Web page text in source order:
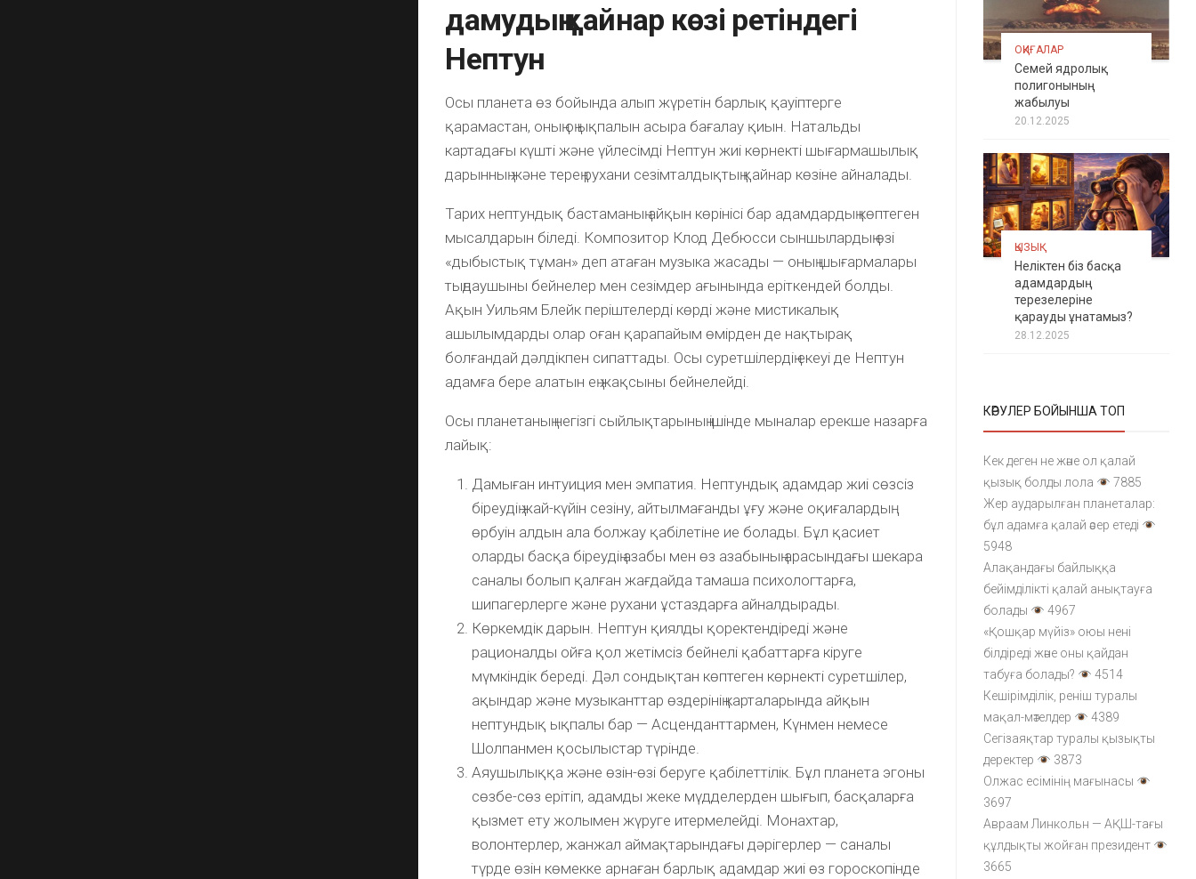
дамудың қайнар көзі ретіндегі
Нептун
Осы планета өз бойында алып жүретін барлық қауіптерге
қарамастан, оның оң ықпалын асыра бағалау қиын. Натальды
картадағы күшті және үйлесімді Нептун жиі көрнекті шығармашылық
дарынның және терең рухани сезімталдықтың қайнар көзіне айналады.
Тарих нептундық бастаманың айқын көрінісі бар адамдардың көптеген
мысалдарын біледі. Композитор Клод Дебюсси сыншылардың өзі
«дыбыстық тұман» деп атаған музыка жасады — оның шығармалары
тыңдаушыны бейнелер мен сезімдер ағынында еріткендей болды.
Ақын Уильям Блейк періштелерді көрді және мистикалық
ашылымдарды олар оған қарапайым өмірден де нақтырақ
болғандай дәлдікпен сипаттады. Осы суретшілердің екеуі де Нептун
адамға бере алатын ең жақсыны бейнелейді.
Осы планетаның негізгі сыйлықтарының ішінде мыналар ерекше назарға
лайық:
Дамыған интуиция мен эмпатия. Нептундық адамдар жиі сөзсіз
біреудің жай-күйін сезіну, айтылмағанды ұғу және оқиғалардың
өрбуін алдын ала болжау қабілетіне ие болады. Бұл қасиет
оларды басқа біреудің азабы мен өз азабының арасындағы шекара
саналы болып қалған жағдайда тамаша психологтарға,
шипагерлерге және рухани ұстаздарға айналдырады.
Көркемдік дарын. Нептун қиялды қоректендіреді және
рационалды ойға қол жетімсіз бейнелі қабаттарға кіруге
мүмкіндік береді. Дәл сондықтан көптеген көрнекті суретшілер,
ақындар және музыканттар өздерінің карталарында айқын
нептундық ықпалы бар — Асценданттармен, Күнмен немесе
Шолпанмен қосылыстар түрінде.
Аяушылыққа және өзін-өзі беруге қабілеттілік. Бұл планета эгоны
сөзбе-сөз ерітіп, адамды жеке мүдделерден шығып, басқаларға
қызмет ету жолымен жүруге итермелейді. Монахтар,
волонтерлер, жанжал аймақтарындағы дәрігерлер — саналы
түрде өзін көмекке арнаған барлық адамдар жиі өз гороскопінде
ОҚИҒАЛАР
Семей ядролық
полигонының
жабылуы
20.12.2025
ҚЫЗЫҚ
Неліктен біз басқа
адамдардың
терезелеріне
қарауды ұнатамыз?
28.12.2025
КӨРУЛЕР БОЙЫНША ТОП
Кек деген не және ол қалай
қызық болды лола
7885
Жер аударылған планеталар:
бұл адамға қалай әсер етеді
5948
Алақандағы байлыққа
бейімділікті қалай анықтауға
болады
4967
«Қошқар мүйіз» оюы нені
білдіреді және оны қайдан
табуға болады?
4514
Кешірімділік, реніш туралы
мақал-мәтелдер
4389
Сегізаяқтар туралы қызықты
деректер
3873
Олжас есімінің мағынасы
3697
Авраам Линкольн — АҚШ-тағы
құлдықты жойған президент
3665